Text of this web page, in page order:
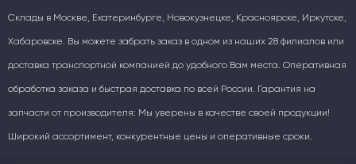
Склады в Москве, Екатеринбурге, Новокузнецке, Красноярске, Иркутске,
Хабаровске. Вы можете забрать заказ в одном из наших 28 филиалов или
доставка транспортной компанией до удобного Вам места. Оперативная
обработка заказа и быстрая доставка по всей России. Гарантия на
запчасти от производителя: Мы уверены в качестве своей продукции!
Широкий ассортимент, конкурентные цены и оперативные сроки.